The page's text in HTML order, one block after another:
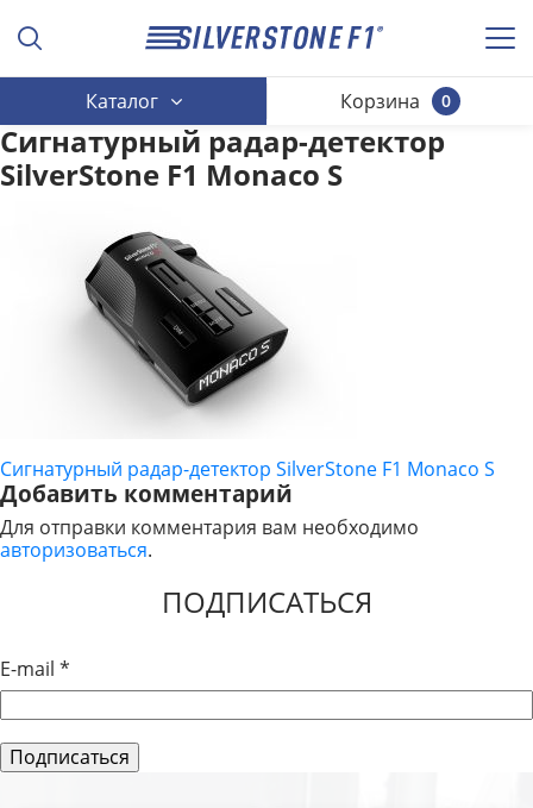
Каталог 0
Корзина
Сигнатурный радар-детектор
SilverStone F1 Monaco S
НАВИГАЦИЯ
ПО
ЗАПИСЯМ
Сигнатурный радар-детектор SilverStone F1 Monaco S
Добавить комментарий
Для отправки комментария вам необходимо
авторизоваться.
ПОДПИСАТЬСЯ
E-mail *